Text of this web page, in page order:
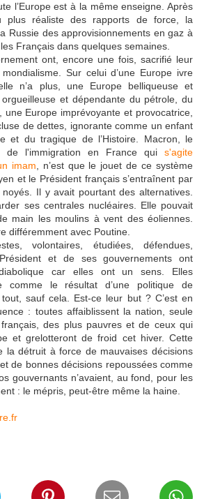
l’Europe est à la même enseigne. Après
plus réaliste des rapports de force, la
Russie des approvisionnements en gaz à
Français dans quelques semaines.
ont, encore une fois, sacrifié leur
Sur celui d’une Europe ivre
n’a plus, une Europe belliqueuse et
et dépendante du pétrole, du
Europe imprévoyante et provocatrice,
de dettes, ignorante comme un enfant
et du tragique de l’Histoire. Macron, le
de l'immigration en France qui s'agite
imam , n’est que le jouet de ce système
et le Président français s’entraînent par
Il y avait pourtant des alternatives.
ses centrales nucléaires. Elle pouvait
main les moulins à vent des éoliennes.
différemment avec Poutine.
volontaires, étudiées, défendues,
et de ses gouvernements ont
car elles ont un sens. Elles
comme le résultat d’une politique de
sauf cela. Est-ce leur but ? C’est en
: toutes affaiblissent la nation, seule
des plus pauvres et de ceux qui
et grelotteront de froid cet hiver. Cette
la détruit à force de mauvaises décisions
de bonnes décisions repoussées comme
gouvernants n’avaient, au fond, pour les
: le mépris, peut-être même la haine.